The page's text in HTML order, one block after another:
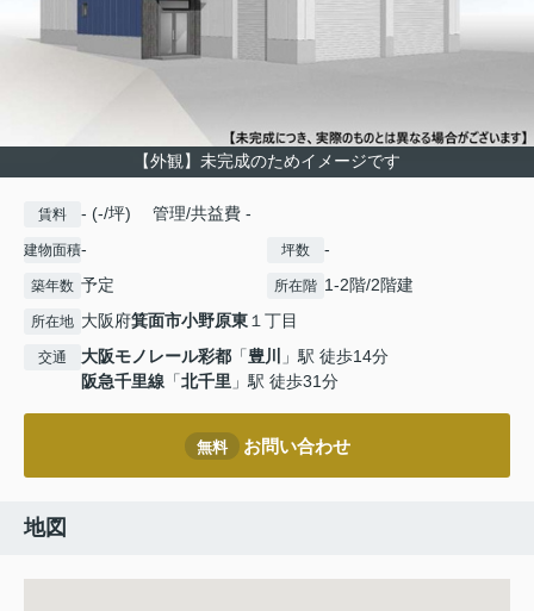
【外観】未完成のためイメージです
賃料 - (-/坪) 管理/共益費 -
建物面積- 坪数 -
築年数 予定 所在階 1-2階/2階建
所在地 大阪府箕面市小野原東１丁目
交通 大阪モノレール彩都 「豊川
」駅 徒歩14分
阪急千里線 「北千里 」駅 徒歩31分
無料 お問い合わせ
地図